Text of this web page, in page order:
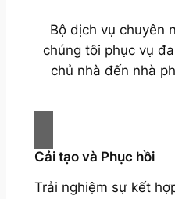
Bộ dịch vụ chuyên
chúng tôi phục vụ
chủ nhà đến nhà
Cải tạo và Phục hồi
Trải nghiệm sự kết